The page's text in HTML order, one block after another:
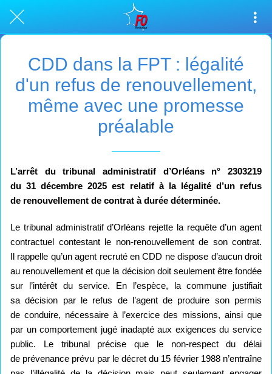
CDD dans la FPT : légalité
d'un refus de renouvellement,
même avec une promesse
préalable
L’arrêt du tribunal administratif d’Orléans n° 2303219
du 31 décembre 2025 est relatif à la légalité d’un refus
de renouvellement de contrat à durée déterminée.
Le tribunal administratif d’Orléans rejette la requête d’un agent
contractuel contestant le non-renouvellement de son contrat.
Il rappelle qu’un agent recruté en CDD ne dispose d’aucun droit
au renouvellement et que la décision doit seulement être fondée
sur l’intérêt du service. En l’espèce, la commune justifiait
sa décision par le refus de l’agent de produire son permis
de conduire, nécessaire à l’exercice des missions, ainsi que
par un comportement jugé inadapté aux exigences du service
public. Le tribunal précise que le non-respect du délai
de prévenance prévu par le décret du 15 février 1988 n’entraîne